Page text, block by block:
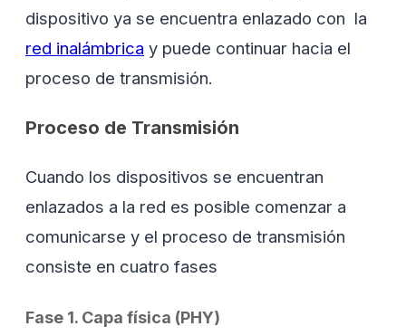
dispositivo ya se encuentra enlazado con la
red inalámbrica y puede continuar hacia el
proceso de transmisión.
Proceso de Transmisión
Cuando los dispositivos se encuentran
enlazados a la red es posible comenzar a
comunicarse y el proceso de transmisión
consiste en cuatro fases
Fase 1. Capa física (PHY)